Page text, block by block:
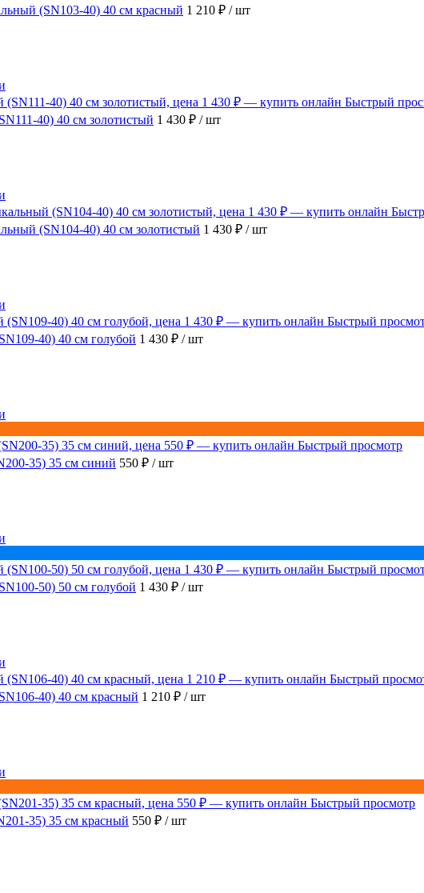
(SN103-40) 40 см красный 1 210 ₽ / шт
Быстрый
40) 40 см золотистый 1 430 ₽ / шт
(SN104-40) 40 см золотистый 1 430 ₽ / шт
Быстрый
40) 40 см голубой 1 430 ₽ / шт
Быстрый просмотр
35) 35 см синий 550 ₽ / шт
Быстрый
50) 50 см голубой 1 430 ₽ / шт
Быстрый
40) 40 см красный 1 210 ₽ / шт
Быстрый просмотр
35) 35 см красный 550 ₽ / шт